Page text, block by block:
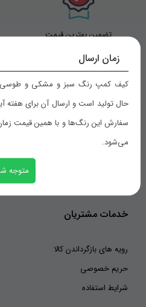
زمان ارسال
کیف کمپ رنگ سبز و مشکی و طوسی
حال تولید است و ارسال آن برای هفته
سفارش این رنگ‌ها و با همین قیمت
می‌شود.
متوجه
تضمین بهترین قیمت
راهنمای خرید
شیوه های پرداخت
رویه های ارسال سفارش
خدمات مشتریان
رویه های بازگرداندن کالا
حریم خصوصی
شرایط استفاده